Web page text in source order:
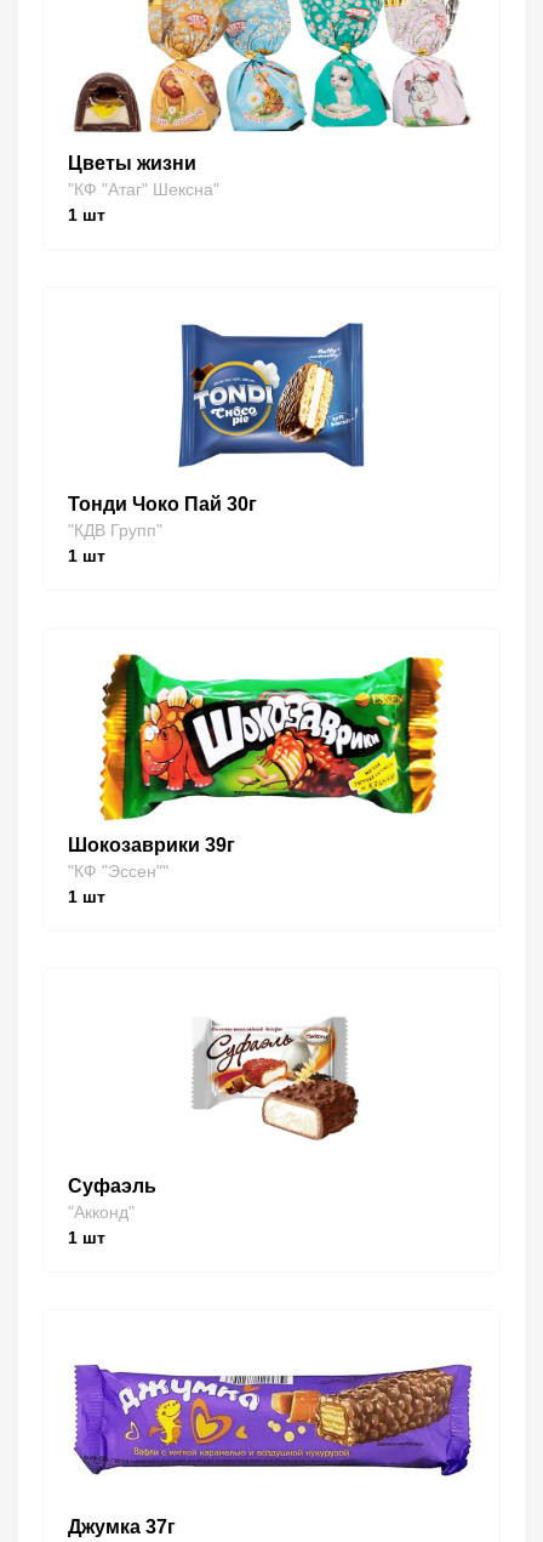
Цветы жизни
"КФ "Атаг" Шексна"
1 шт
Тонди Чоко Пай 30г
"КДВ Групп"
1 шт
Шокозаврики 39г
"КФ "Эссен""
1 шт
Суфаэль
"Акконд"
1 шт
Джумка 37г